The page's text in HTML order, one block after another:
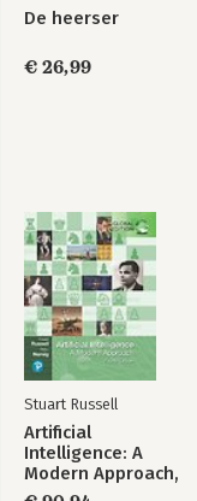
De heerser
€ 26,99
Stuart Russell
Artificial
Intelligence: A
Modern Approach,
Global Edition